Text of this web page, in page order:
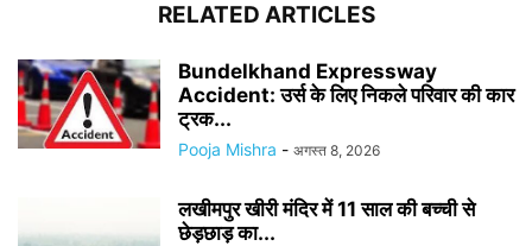
RELATED ARTICLES
Bundelkhand Expressway
Accident: उर्स के लिए निकले परिवार की कार
ट्रक...
Pooja Mishra - अगस्त 8, 2026
लखीमपुर खीरी मंदिर में 11 साल की बच्ची से
छेड़छाड़ का...